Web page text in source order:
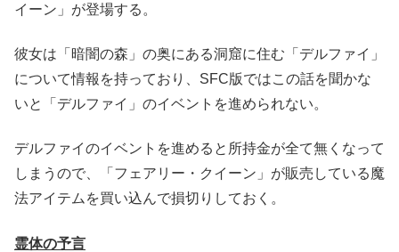
イーン」が登場する。
彼女は「暗闇の森」の奥にある洞窟に住む「デルファイ」
について情報を持っており、SFC版ではこの話を聞かな
いと「デルファイ」のイベントを進められない。
デルファイのイベントを進めると所持金が全て無くなって
しまうので、「フェアリー・クイーン」が販売している魔
法アイテムを買い込んで損切りしておく。
霊体の予言